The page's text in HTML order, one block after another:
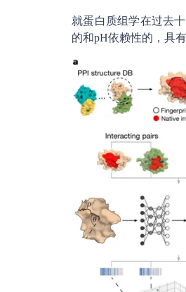
就蛋白质组学在过去
的和pH依赖性的，具